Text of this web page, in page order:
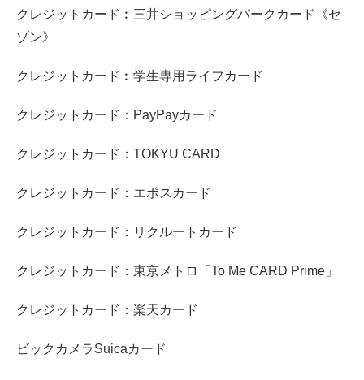
クレジットカード︰三井ショッピングパークカード《セ
ゾン》
クレジットカード︰学生専用ライフカード
クレジットカード：PayPayカード
クレジットカード：TOKYU CARD
クレジットカード：エポスカード
クレジットカード：リクルートカード
クレジットカード：東京メトロ「To Me CARD Prime」
クレジットカード：楽天カード
ビックカメラSuicaカード